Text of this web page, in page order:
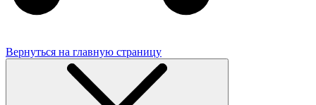
Вернуться на главную страницу